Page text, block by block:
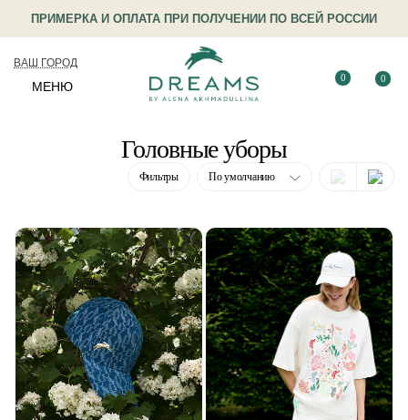
ПРИМЕРКА И ОПЛАТА ПРИ ПОЛУЧЕНИИ ПО ВСЕЙ РОССИИ
ВАШ ГОРОД
МЕНЮ
0 0
Головные уборы
Фильтры По умолчанию